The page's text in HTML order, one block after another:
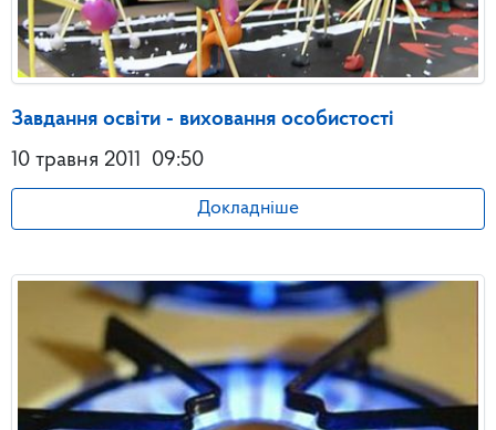
Завдання освіти - виховання особистості
10 травня 2011
09:50
Докладніше